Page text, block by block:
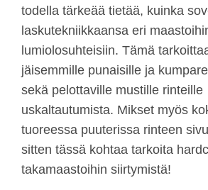
todella tärkeää tietää, kuinka
laskutekniikkaansa eri
lumiolosuhteisiin. Tämä
jäisemmille punaisille ja
sekä pelottaville mustille rinteille
uskaltautumista. Mikset myös
tuoreessa puuterissa rinteen
sitten tässä kohtaa tarkoita
takamaastoihin siirtymistä!